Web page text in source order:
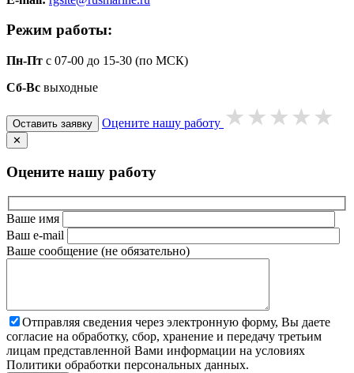
Режим работы:
Пн-Пт с 07-00 до 15-30 (по МСК)
Сб-Вс выходные
Оставить заявку Оцените нашу работу
✕
Оцените нашу работу
Ваше имя
Ваш e-mail
Ваше сообщение (не обязательно)
Отправляя сведения через электронную форму, Вы даете
согласие на обработку, сбор, хранение и передачу третьим
лицам представленной Вами информации на условиях
Политики обработки персональных данных.